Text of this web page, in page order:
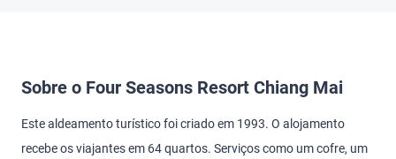
Sobre o Four Seasons Resort Chiang Mai
Este aldeamento turístico foi criado em 1993. O alojamento
recebe os viajantes em 64 quartos. Serviços como um cofre, um